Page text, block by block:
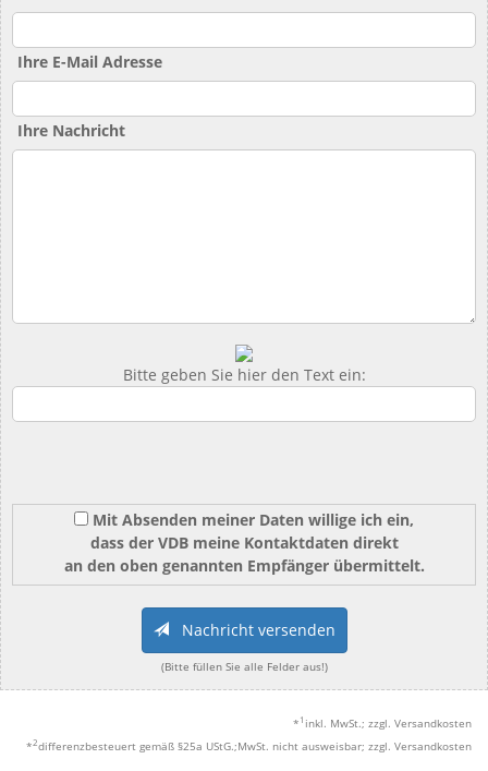
Ihre E-Mail Adresse
Ihre Nachricht
Bitte geben Sie hier den Text ein:
Mit Absenden meiner Daten willige ich ein,
dass der VDB meine Kontaktdaten direkt
an den oben genannten Empfänger übermittelt.
Nachricht versenden
(Bitte füllen Sie alle Felder aus!)
* 1 inkl. MwSt.; zzgl. Versandkosten
*2differenzbesteuert gemäß §25a UStG.;MwSt. nicht ausweisbar; zzgl. Versandkosten